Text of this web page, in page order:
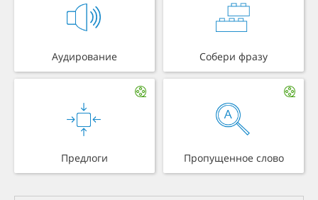
Аудирование Собери фразу
Предлоги Пропущенное слово